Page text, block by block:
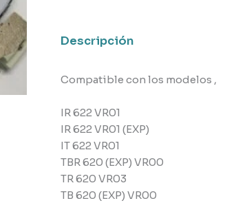
Descripción
Compatible con los modelos ,
IR 622 VR01
IR 622 VR01 (EXP)
IT 622 VR01
TBR 620 (EXP) VR00
TR 620 VR03
TB 620 (EXP) VR00